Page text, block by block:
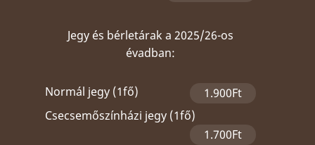
Jegy és bérletárak a 2025/26-os
évadban:
Normál jegy (1fő)
1.900Ft
Csecsemőszínházi jegy (1fő)
1.700Ft